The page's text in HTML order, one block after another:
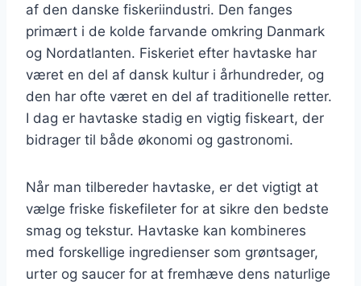
af den danske fiskeriindustri. Den fanges
primært i de kolde farvande omkring Danmark
og Nordatlanten. Fiskeriet efter havtaske har
været en del af dansk kultur i århundreder, og
den har ofte været en del af traditionelle retter.
I dag er havtaske stadig en vigtig fiskeart, der
bidrager til både økonomi og gastronomi.
Når man tilbereder havtaske, er det vigtigt at
vælge friske fiskefileter for at sikre den bedste
smag og tekstur. Havtaske kan kombineres
med forskellige ingredienser som grøntsager,
urter og saucer for at fremhæve dens naturlige